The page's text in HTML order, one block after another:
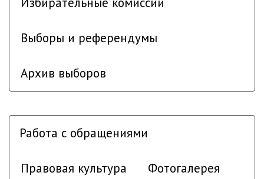
Выборы и референдумы
Архив выборов
Работа с обращениями
Правовая культура Фотогалерея